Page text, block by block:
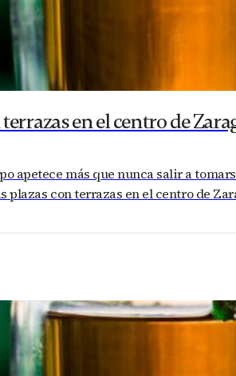
en el centro de
apetece más que nunca salir a
plazas con terrazas en el centro de